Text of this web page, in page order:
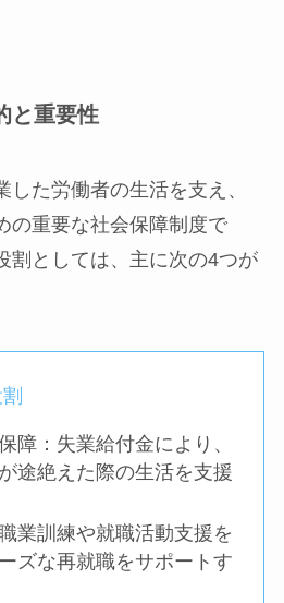
と重要性
した労働者の生活を支え、
の重要な社会保障制度で
割としては、主に次の4つが
障：失業給付金により、
途絶えた際の生活を支援
業訓練や就職活動支援を
ズな再就職をサポートす